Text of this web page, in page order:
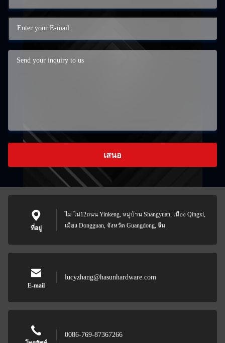
เสนอ
ที่อยู่
ไม่ ไม่12ถนน Yinkeng, หมู่บ้าน Shangyuan, เมือง Qingxi,
เมือง Dongguan, จังหวัด Guangdong, จีน
E-mail
lucyzhang@hasunhardware.com
0086-769-87367266